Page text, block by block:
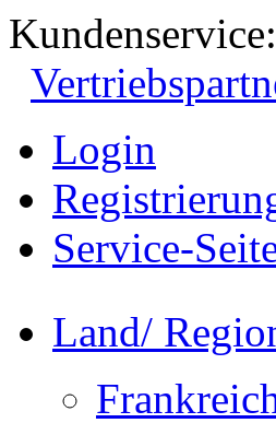
Kundenservice:
Login
Service-
Land/